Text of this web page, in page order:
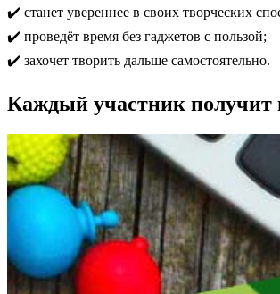
✔️ станет увереннее в своих творческих
✔️ проведёт время без гаджетов с пользой;
✔️ захочет творить дальше самостоятельно.
Каждый участник получит